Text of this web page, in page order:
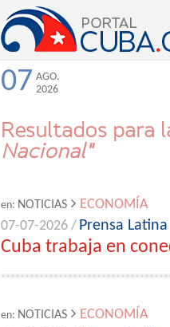
07 AGO.
2026
Resultados para
Nacional"
en: NOTICIAS
ECONOMÍA
07-07-2026 / Prensa Latina
Cuba trabaja en
en: NOTICIAS
ECONOMÍA